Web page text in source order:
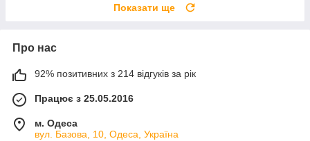
Показати ще
Про нас
92% позитивних з 214 відгуків за рік
Працює з 25.05.2016
м. Одеса
вул. Базова, 10, Одеса, Україна